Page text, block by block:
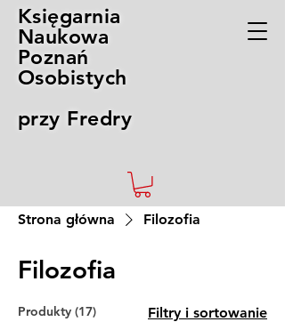
Księgarnia
Naukowa
Poznań
Osobistych
przy Fredry
Strona główna Filozofia
Filozofia
Produkty (17) Filtry i sortowanie